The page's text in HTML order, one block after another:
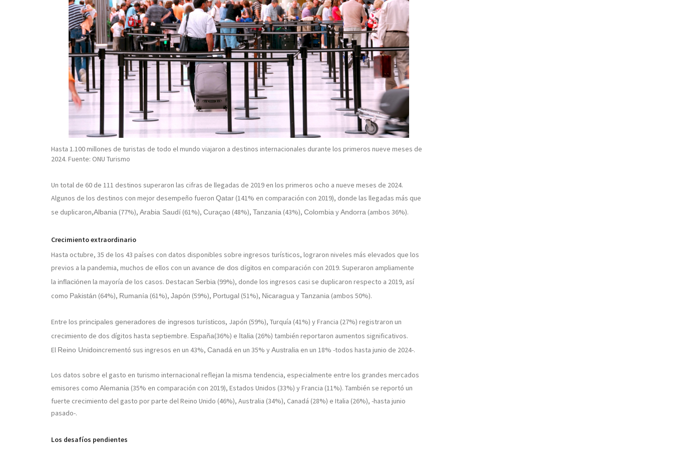
Hasta 1.100 millones de turistas de todo el mundo viajaron a destinos internacionales durante los primeros nueve meses de
2024. Fuente: ONU Turismo
Un total de 60 de 111 destinos superaron las cifras de llegadas de 2019 en los primeros ocho a nueve meses de 2024.
Algunos de los destinos con mejor desempeño fueron Qatar (141% en comparación con 2019), donde las llegadas más que
se duplicaron,Albania (77%), Arabia Saudí (61%), Curaçao (48%), Tanzania (43%), Colombia yAndorra (ambos 36%).
Crecimiento extraordinario
Hasta octubre, 35 de los 43 países con datos disponibles sobre ingresos turísticos, lograron niveles más elevados que los
previos a la pandemia, muchos de ellos con un avance de dos dígitos en comparación con 2019. Superaron ampliamente
la inflaciónen la mayoría de los casos. Destacan Serbia (99%), donde los ingresos casi se duplicaron respecto a 2019, así
como Pakistán (64%), Rumanía (61%), Japón (59%), Portugal (51%), Nicaragua yTanzania (ambos 50%).
Entre los principales generadores de ingresos turísticos, Japón (59%), Turquía (41%) y Francia (27%) registraron un
crecimiento de dos dígitos hasta septiembre. España(36%) e Italia (26%) también reportaron aumentos significativos.
El Reino Unidoincrementó sus ingresos en un 43%, Canadá en un 35% yAustralia en un 18% -todos hasta junio de 2024-.
Los datos sobre el gasto en turismo internacional reflejan la misma tendencia, especialmente entre los grandes mercados
emisores como Alemania (35% en comparación con 2019), Estados Unidos (33%) y Francia (11%). También se reportó un
fuerte crecimiento del gasto por parte del Reino Unido (46%), Australia (34%), Canadá (28%) e Italia (26%), -hasta junio
pasado-.
Los desafíos pendientes